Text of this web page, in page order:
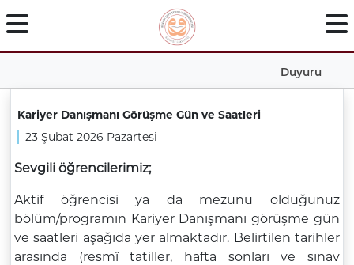
Duyuru
Kariyer Danışmanı Görüşme Gün ve Saatleri
23 Şubat 2026 Pazartesi
Sevgili öğrencilerimiz;
Aktif öğrencisi ya da mezunu olduğunuz
bölüm/programın Kariyer Danışmanı görüşme gün
ve saatleri aşağıda yer almaktadır. Belirtilen tarihler
arasında (resmî tatiller, hafta sonları ve sınav